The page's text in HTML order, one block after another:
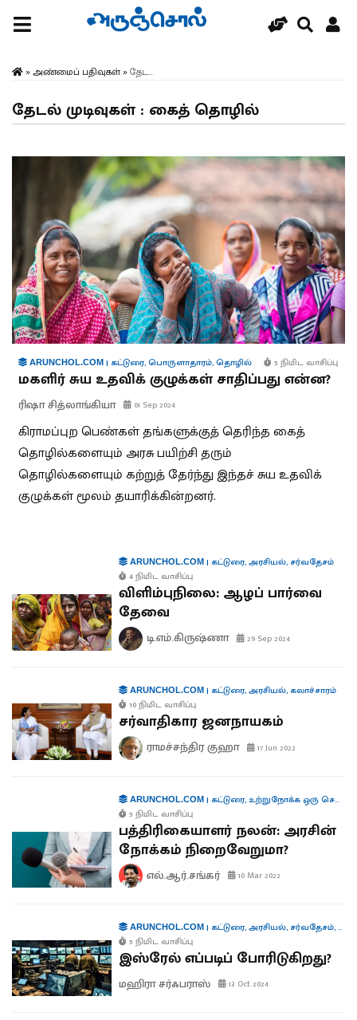
» அண்மைப் பதிவுகள்» தேட...
தேடல் முடிவுகள் : கைத் தொழில்
ARUNCHOL.COM | கட்டுரை,பொருளாதாரம்,தொழில் 5 நிமிட வாசிப்பு
மகளிர் சுய உதவிக் குழுக்கள் சாதிப்பது என்ன?
ரிஷா சித்லாங்கியா 01 Sep 2024
கிராமப்புற பெண்கள் தங்களுக்குத் தெரிந்த கைத்
தொழில்களையும் அரசு பயிற்சி தரும்
தொழில்களையும் கற்றுத் தேர்ந்து இந்தச் சுய உதவிக்
குழுக்கள் மூலம் தயாரிக்கின்றனர்.
ARUNCHOL.COM| கட்டுரை,அரசியல், சர்வதேசம்
4 நிமிட வாசிப்பு
விளிம்புநிலை: ஆழப் பார்வை
தேவை
டி.எம்.கிருஷ்ணா 29 Sep 2024
ARUNCHOL.COM| கட்டுரை,அரசியல், கலாச்சாரம்
10 நிமிட வாசிப்பு
சர்வாதிகார ஜனநாயகம்
ராமச்சந்திர குஹா 17 Jun 2022
ARUNCHOL.COM| கட்டுரை, உற்றுநோக்க ஒரு செய்தி
5 நிமிட வாசிப்பு
பத்திரிகையாளர் நலன்: அரசின்
நோக்கம் நிறைவேறுமா?
எல்.ஆர்.சங்கர் 10 Mar 2022
ARUNCHOL.COM| கட்டுரை,அரசியல், சர்வதேசம்,
5 நிமிட வாசிப்பு
இஸ்ரேல் எப்படிப் போரிடுகிறது?
மஹிரா சர்ஃபராஸ் 13 Oct 2024